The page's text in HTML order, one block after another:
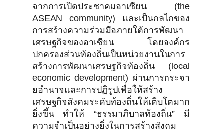
จากการเปิดประชาคมอาเซียน (the
ASEAN community) และเป็นกลไกของ
การสร้างความร่วมมือภายใต้การพัฒนา
เศรษฐกิจของอาเซียน โดยองค์กร
ปกครองส่วนท้องถิ่นเป็นหน่วยงานในการ
สร้างการพัฒนาเศรษฐกิจท้องถิ่น (local
economic development) ผ่านการกระจา
ยอำนาจและการปฏิรูปเพื่อให้สร้าง
เศรษฐกิจสังคมระดับท้องถิ่นให้เติบโตมาก
ยิ่งขึ้น ทำให้ “ธรรมาภิบาลท้องถิ่น” มี
ความจำเป็นอย่างยิ่งในการสร้างสังคม